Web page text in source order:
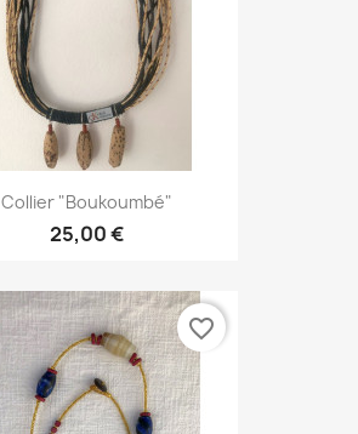
Collier "Boukoumbé"
25,00 €
favorite_border